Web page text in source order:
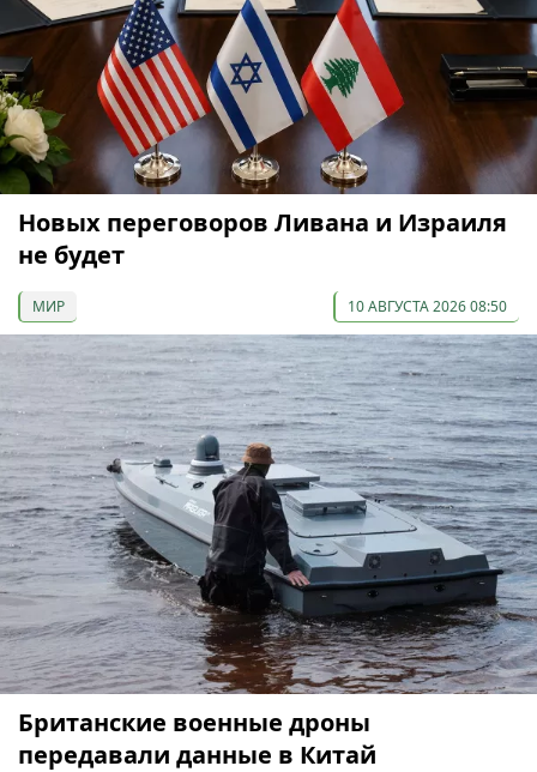
Новых переговоров Ливана и Израиля
не будет
МИР 10 АВГУСТА 2026 08:50
Британские военные дроны
передавали данные в Китай